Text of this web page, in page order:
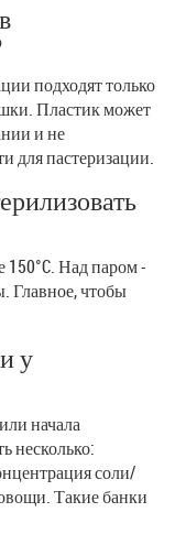
подходят только
Пластик может
и не
для пастеризации.
150°C. Над паром -
Главное, чтобы
у
начала
несколько:
соли/
Такие банки